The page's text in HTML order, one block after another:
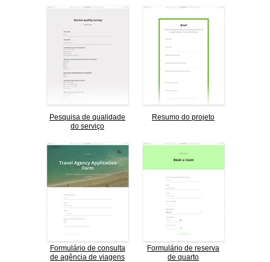
Formulário de consulta
de agência de viagens
Resumo do projeto
Pesquisa de qualidade
do serviço
Formulário de reserva
de quarto